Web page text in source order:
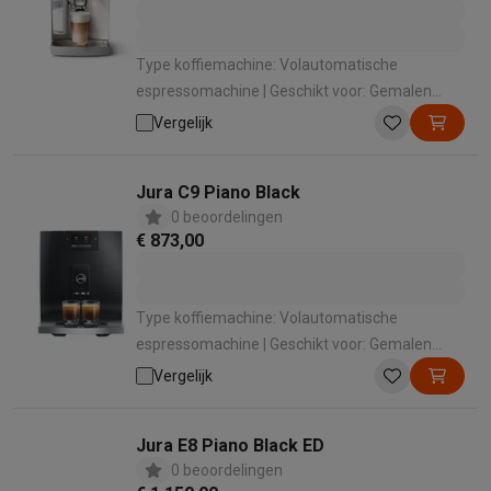
Type koffiemachine: Volautomatische
espressomachine | Geschikt voor: Gemalen
koffie , Koffiebonen | Geschikt voor melk
opschuimen: Ja | Manier van melkbereiding:
Bedieningspaneel: Touchscreen
Vergelijk
Jura C9 Piano Black
0 beoordelingen
€ 873,00
Type koffiemachine: Volautomatische
espressomachine | Geschikt voor: Gemalen
koffie , Koffiebonen | Geschikt voor melk
opschuimen: Ja | Manier van melkbereiding:
Bedieningspaneel: Druktoetsen
Vergelijk
Jura E8 Piano Black ED
0 beoordelingen